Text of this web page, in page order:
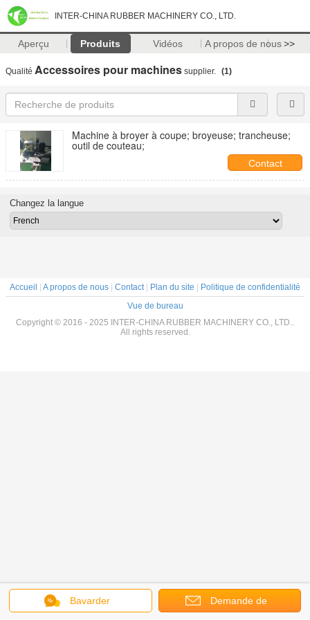
INTER-CHINA RUBBER MACHINERY CO., LTD.
Aperçu Produits Vidéos A propos de nous>>
Qualité Accessoires pour machines supplier. (1)
Machine à broyer à coupe; broyeuse; trancheuse;
outil de couteau;
Contact
Bavarder Demande de
Changez la langue
Accueil A propos de nous Contact| Plan du site
Politique de confidentialité
Vue de bureau
Copyright © 2016 - 2025 INTER-CHINA RUBBER MACHINERY CO., LTD..
All rights reserved.